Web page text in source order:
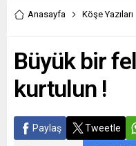
Anasayfa Köşe Yazıları
Büyük bir
kurtulun !
Paylaş Tweetle